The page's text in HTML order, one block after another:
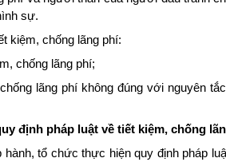
sự.
kiệm, chống lãng phí:
chống lãng phí;
lãng phí không đúng với nguyên
định pháp luật về tiết kiệm, chống
tổ chức thực hiện quy định pháp